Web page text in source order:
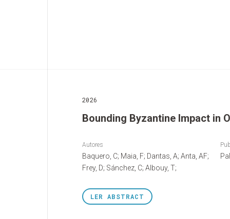
2026
Bounding Byzantine Impact in
Autores
Baquero, C; Maia, F; Dantas, A; Anta, AF;
Frey, D; Sánchez, C; Albouy, T;
LER ABSTRACT